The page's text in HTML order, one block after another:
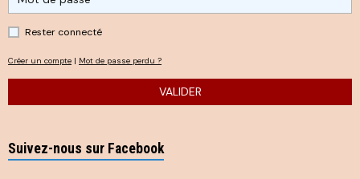
Rester connecté
Créer un compte | Mot de passe perdu ?
VALIDER
Suivez-nous sur Facebook